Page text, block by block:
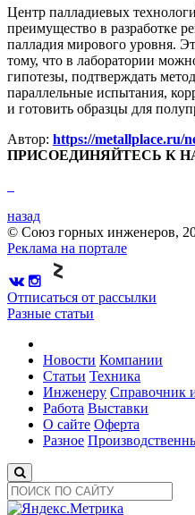
Центр палладиевых
преимущество в разработке
палладия мирового уровня.
тому, что в лаборатории
гипотезы, подтверждать
параллельные испытания,
и готовить образцы для
Автор: https://metallplace.ru/
ПРИСОЕДИНЯЙТЕСЬ К
назад
© Союз горных инженеров,
Реклама на портале
Отписаться от рассылки
Разные статьи
Новости Компании
Статьи Техника
Инженеру Справочник
Работа Выставки
О сайте Оферта
Разное